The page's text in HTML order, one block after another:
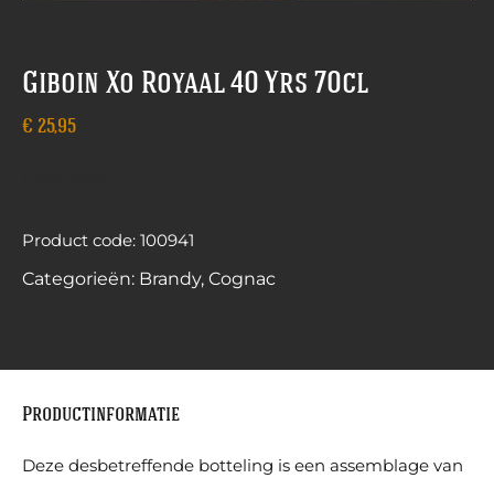
Giboin Xo Royaal 40 Yrs 70cl
€ 25,95
Product code: 100941
Categorieën: Brandy, Cognac
Productinformatie
Deze desbetreffende botteling is een assemblage van